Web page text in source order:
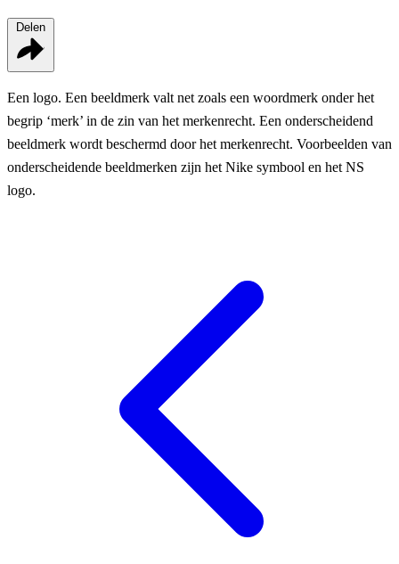
Een logo. Een beeldmerk valt net zoals een woordmerk onder het
begrip ‘merk’ in de zin van het merkenrecht. Een onderscheidend
beeldmerk wordt beschermd door het merkenrecht. Voorbeelden van
onderscheidende beeldmerken zijn het Nike symbool en het NS
logo.